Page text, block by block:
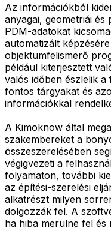
Az információkból
anyagai, geometriái
PDM-adatokat
automatizált
objektumfelismerő
például kiterjesztett
valós időben észlelik
fontos tárgyakat és
információkkal
A Kimoknow által
szakembereket a
összeszerelésében
végigvezeti a
folyamaton, további
az építési-szerelési
alkatrészt milyen
dolgozzák fel. A
ha hiba merülne fel és